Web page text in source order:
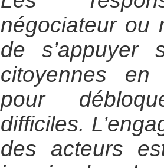
négociateur ou
de s’appuyer
citoyennes
pour
difficiles.
des acteurs